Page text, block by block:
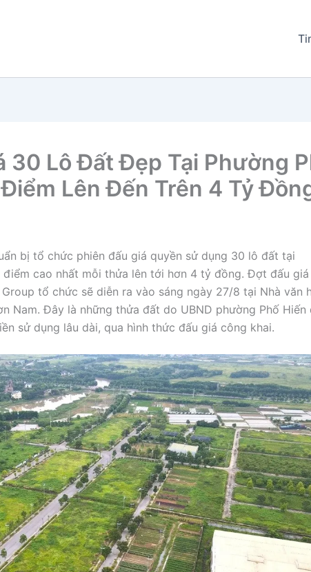
30 Lô Đất Đẹp Tại Phường
Lên Đến Trên 4 Tỷ
bị tổ chức phiên đấu giá quyền sử dụng 30 lô đất tại
cao nhất mỗi thửa lên tới hơn 4 tỷ đồng. Đợt đấu
tổ chức sẽ diễn ra vào sáng ngày 27/8 tại Nhà văn
Nam. Đây là những thửa đất do UBND phường Phố Hiến
sử dụng lâu dài, qua hình thức đấu giá công khai.